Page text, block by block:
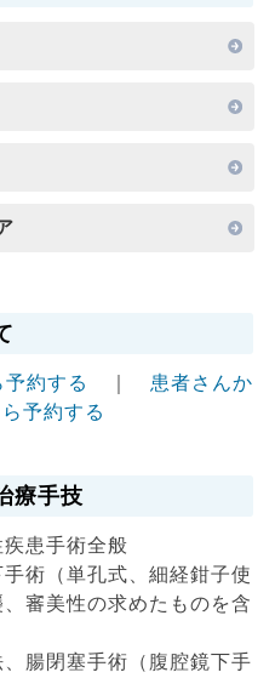
約する
患者さんか
ら予約する
療手技
患手術全般
術（単孔式、細経鉗子使
審美性の求めたものを含
腸閉塞手術（腹腔鏡下手